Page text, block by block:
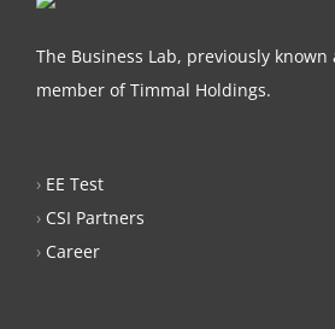
The Business Lab, previously known
member of Timmal Holdings.
› EE Test
› CSI Partners
› Career